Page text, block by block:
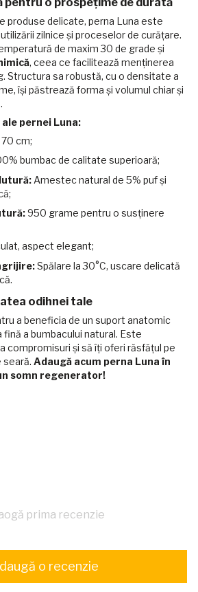
produse delicate, perna Luna este
zilnice și proceselor de curățare.
de maxim 30 de grade și
, ceea ce facilitează menținerea
Structura sa robustă, cu o densitate a
își păstrează forma și volumul chiar și
pernei Luna:
cm;
bumbac de calitate superioară;
Amestec natural de 5% puf și
950 grame pentru o susținere
aspect elegant;
Spălare la 30°C, uscare delicată
odihnei tale
a beneficia de un suport anatomic
a bumbacului natural. Este
compromisuri și să îți oferi răsfățul pe
seară. Adaugă acum perna Luna în
somn regenerator!
prima recenzie
o recenzie